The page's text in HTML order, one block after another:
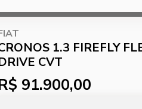
1.3 FIREFLY
CVT
91.900,00